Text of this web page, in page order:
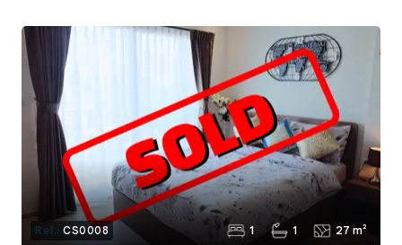
Ref.: CS0008 1 1 27 m²